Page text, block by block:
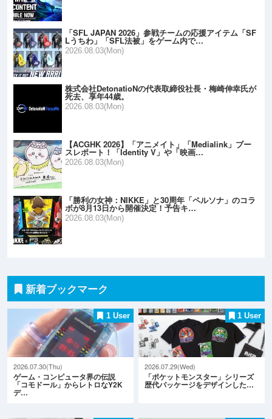
「SFL JAPAN 2026」参戦チームの応援アイテム「SF
Lうちわ」「SFL法被」をゲーム内で…
2026.08.03(Mon)
株式会社DetonatioNの代表取締役社長・梅崎伸幸氏が
死去、享年44歳。
2026.08.03(Mon)
【ACGHK 2026】「アニメイト」「Medialink」ブー
スレポート！「Identity V」や「映画…
2026.08.03(Mon)
「勝利の女神：NIKKE」と30周年「ペルソナ」のコラ
ボが8月13日から開催決定！予告キ…
2026.08.03(Mon)
新着ブックマーク
1 User
2026.07.30(Thu)
ゲーム・コンピュータ界の伝説
「コモドール」からレトロなY2K
デ…
1 User
2026.07.29(Wed)
「ポケットモンスター」シリーズ
歴代パッケージをデザインした…